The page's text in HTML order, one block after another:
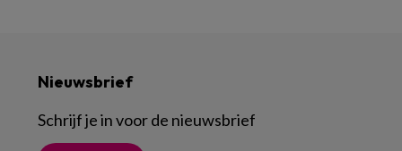
Nieuwsbrief
Schrijf je in voor de nieuwsbrief